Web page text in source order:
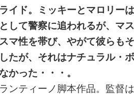
イド。ミッキーとマロリー
して警察に追われるが、マ
マ性を帯び、やがて彼らも
たが、それはナチュラル・
かった・・・。
ンティーノ脚本作品。監督